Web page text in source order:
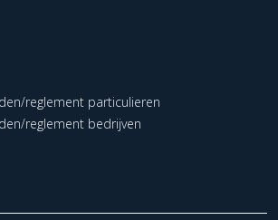
reglement particulieren
reglement bedrijven